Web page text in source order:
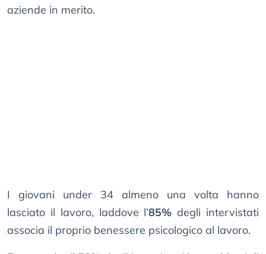
aziende in merito.
I giovani under 34 almeno una volta hanno
lasciato il lavoro, laddove l’85% degli intervistati
associa il proprio benessere psicologico al lavoro.